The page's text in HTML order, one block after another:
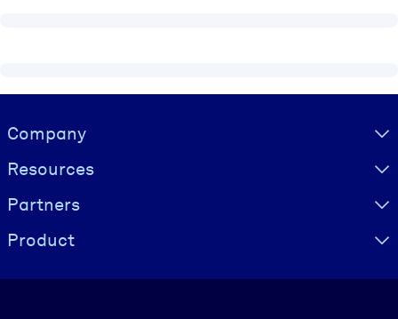
Visually hidden Text
Company
Resources
Partners
Product